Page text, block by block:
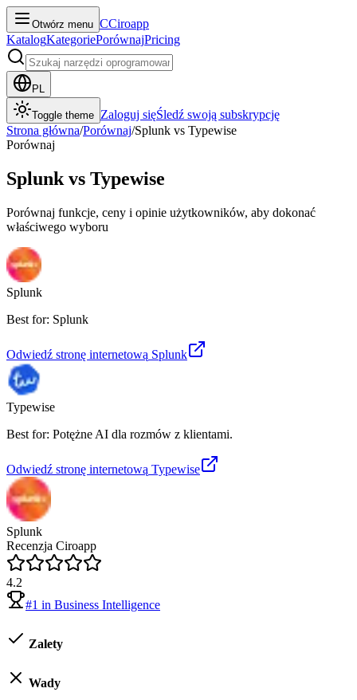
Otwórz menu CCiroapp
KatalogKategoriePorównajPricing
PL
Toggle theme Zaloguj sięŚledź swoją subskrypcję
Strona główna/Porównaj/Splunk vs Typewise
Porównaj
Splunk vs Typewise
Porównaj funkcje, ceny i opinie użytkowników, aby dokonać
właściwego wyboru
Splunk
Best for: Splunk
Odwiedź stronę internetową Splunk
Typewise
Best for: Potężne AI dla rozmów z klientami.
Odwiedź stronę internetową Typewise
Splunk
Recenzja Ciroapp
4.2
#1 in Business Intelligence
Zalety
Wady